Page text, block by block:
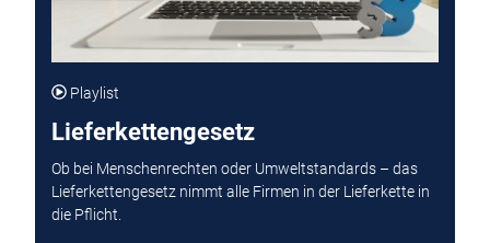
Playlist
Lieferkettengesetz
Ob bei Menschenrechten oder Umweltstandards – das
Lieferkettengesetz nimmt alle Firmen in der Lieferkette in
die Pflicht.